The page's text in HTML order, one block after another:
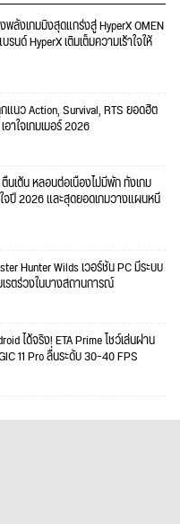
พลังเกมมิงสุดแกร่งสู่ HyperX OMEN
นด์ HyperX เติมเต็มความเร้าใจให้
นว Action, Survival, RTS ยอดฮิต
าใจเกมเมอร์ 2026
นเต้น หลอนต่อเนื่องไม่มีพัก ทั้งเกม
จปี 2026 และสุดยอดเกมวางแผนหนี
Hunter Wilds เวอร์ชัน PC มีระบบ
รตร่วงในบางสถานการณ์
ได้จริง! ETA Prime โชว์เล่นผ่าน
11 Pro ลื่นระดับ 30–40 FPS